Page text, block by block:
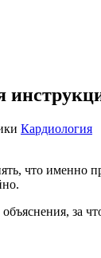
Кардиология
что именно
за